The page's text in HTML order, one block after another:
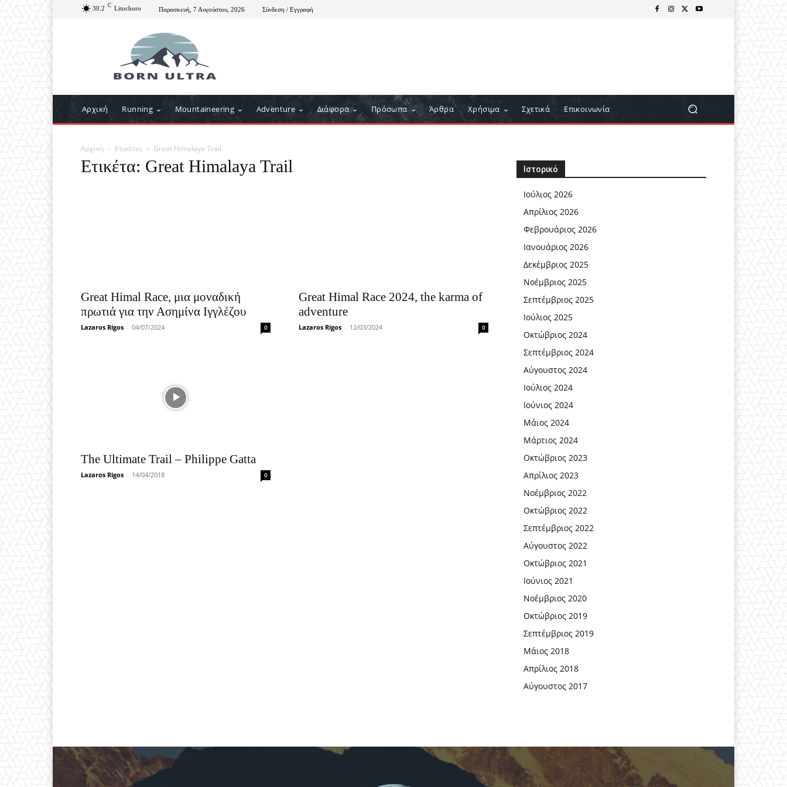
30.2 C Litochoro Παρασκευή, 7 Αυγούστου, 2026 Σύνδεση / Εγγραφή
Αρχική Running Mountaineering Adventure Διάφορα Πρόσωπα Άρθρα Χρήσιμα Σχετικά Επικοινωνία
Αρχική Ετικέτες Great Himalaya Trail
Ετικέτα: Great Himalaya Trail
Great Himal Race, μια μοναδική
πρωτιά για την Ασημίνα Ιγγλέζου
Lazaros Rigos - 04/07/2024 0
Great Himal Race 2024, the karma of
adventure
Lazaros Rigos - 12/03/2024 0
The Ultimate Trail – Philippe Gatta
Lazaros Rigos - 14/04/2018 0
Ιστορικό
Ιούλιος 2026
Απρίλιος 2026
Φεβρουάριος 2026
Ιανουάριος 2026
Δεκέμβριος 2025
Νοέμβριος 2025
Σεπτέμβριος 2025
Ιούλιος 2025
Οκτώβριος 2024
Σεπτέμβριος 2024
Αύγουστος 2024
Ιούλιος 2024
Ιούνιος 2024
Μάιος 2024
Μάρτιος 2024
Οκτώβριος 2023
Απρίλιος 2023
Νοέμβριος 2022
Οκτώβριος 2022
Σεπτέμβριος 2022
Αύγουστος 2022
Οκτώβριος 2021
Ιούνιος 2021
Νοέμβριος 2020
Οκτώβριος 2019
Σεπτέμβριος 2019
Μάιος 2018
Απρίλιος 2018
Αύγουστος 2017